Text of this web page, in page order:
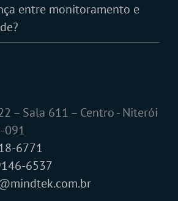
entre monitoramento e
– Sala 611 – Centro - Niterói
091
6771
6537